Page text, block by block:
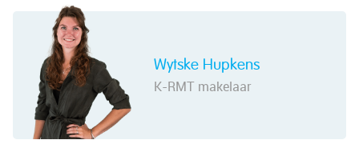
Wytske Hupkens
K-RMT makelaar